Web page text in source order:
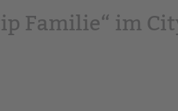
Familie“ im